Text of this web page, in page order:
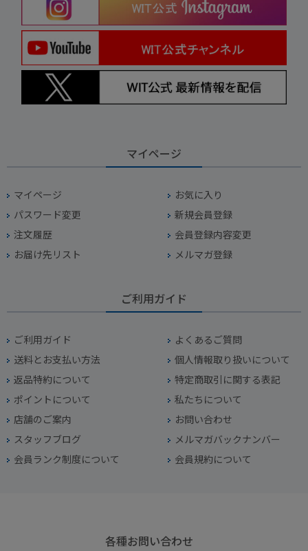
マイページ
マイページ
お気に入り
パスワード変更
新規会員登録
注文履歴
会員登録内容変更
お届け先リスト
メルマガ登録
ご利用ガイド
ご利用ガイド
よくあるご質問
送料とお支払い方法
個人情報取り扱いについて
返品特約について
特定商取引に関する表記
ポイントについて
私たちについて
店舗のご案内
お問い合わせ
スタッフブログ
メルマガバックナンバー
会員ランク制度について
会員規約について
各種お問い合わせ